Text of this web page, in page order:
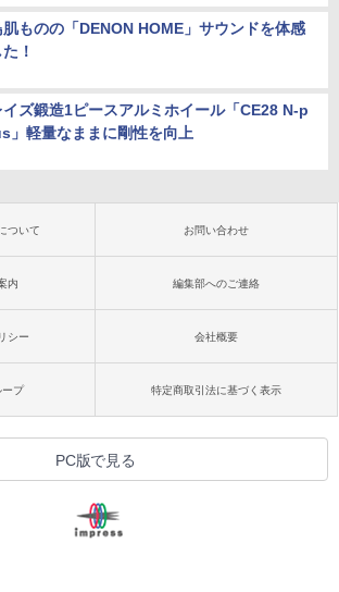
肌ものの「DENON HOME」サウンドを体感
た！
イズ鍛造1ピースアルミホイール「CE28 N-p
」軽量なままに剛性を向上
ついて お問い合わせ
内 編集部へのご連絡
シー 会社概要
ープ 特定商取引法に基づく表示
PC版で見る